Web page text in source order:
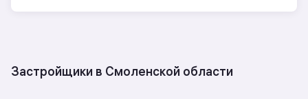
Застройщики в Смоленской области